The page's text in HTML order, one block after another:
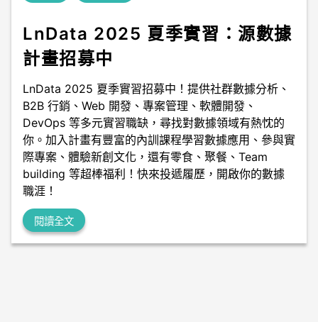
LnData 2025 夏季實習：源數據
計畫招募中
LnData 2025 夏季實習招募中！提供社群數據分析、
B2B 行銷、Web 開發、專案管理、軟體開發、
DevOps 等多元實習職缺，尋找對數據領域有熱忱的
你。加入計畫有豐富的內訓課程學習數據應用、參與實
際專案、體驗新創文化，還有零食、聚餐、Team
building 等超棒福利！快來投遞履歷，開啟你的數據
職涯！
閱讀全文